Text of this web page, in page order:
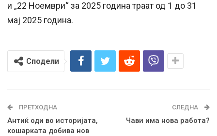
и „22 Ноември“ за 2025 година траат од 1 до 31
мај 2025 година.
Сподели
ПРЕТХОДНА
Антиќ оди во историјата,
кошарката добива нов
СЛЕДНА
Чави има нова работа?